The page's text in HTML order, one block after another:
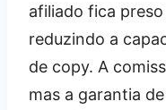
afiliado fica
reduzindo a
de copy. A
mas a garantia